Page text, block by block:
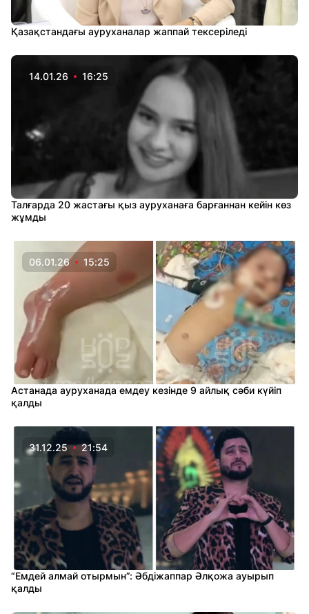
Қазақстандағы ауруханалар жаппай тексеріледі
14.01.26 16:25
Талғарда 20 жастағы қыз ауруханаға барғаннан кейін көз
жұмды
06.01.26 15:25
Астанада ауруханада емдеу кезінде 9 айлық сәби күйіп
қалды
31.12.25 21:54
“Емдей алмай отырмын”: Әбдіжаппар Әлқожа ауырып
қалды